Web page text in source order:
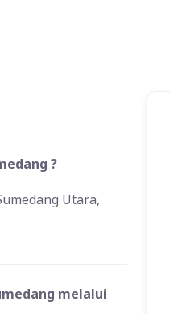
?
Utara,
melalui